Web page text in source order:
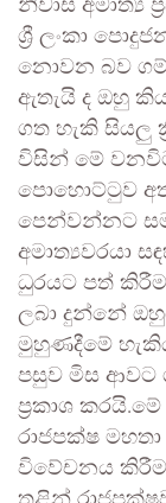
නිවාස අමාත්‍ය
ශ්‍රී ලංකා
නොවන බව ගම්
ඇතැයි ද ඔහු
ගත හැකි සියලු
විසින් මේ
පොහොට්ටුව
පෙන්වන්නට
අමාත්‍යවරයා
ධුරයට පත්
ලබා දුන්නේ
මුහුණදීමේ
පසුව මිස ආවට
ප්‍රකාශ
රාජපක්ෂ මහතා
විවේචනය කිරීම